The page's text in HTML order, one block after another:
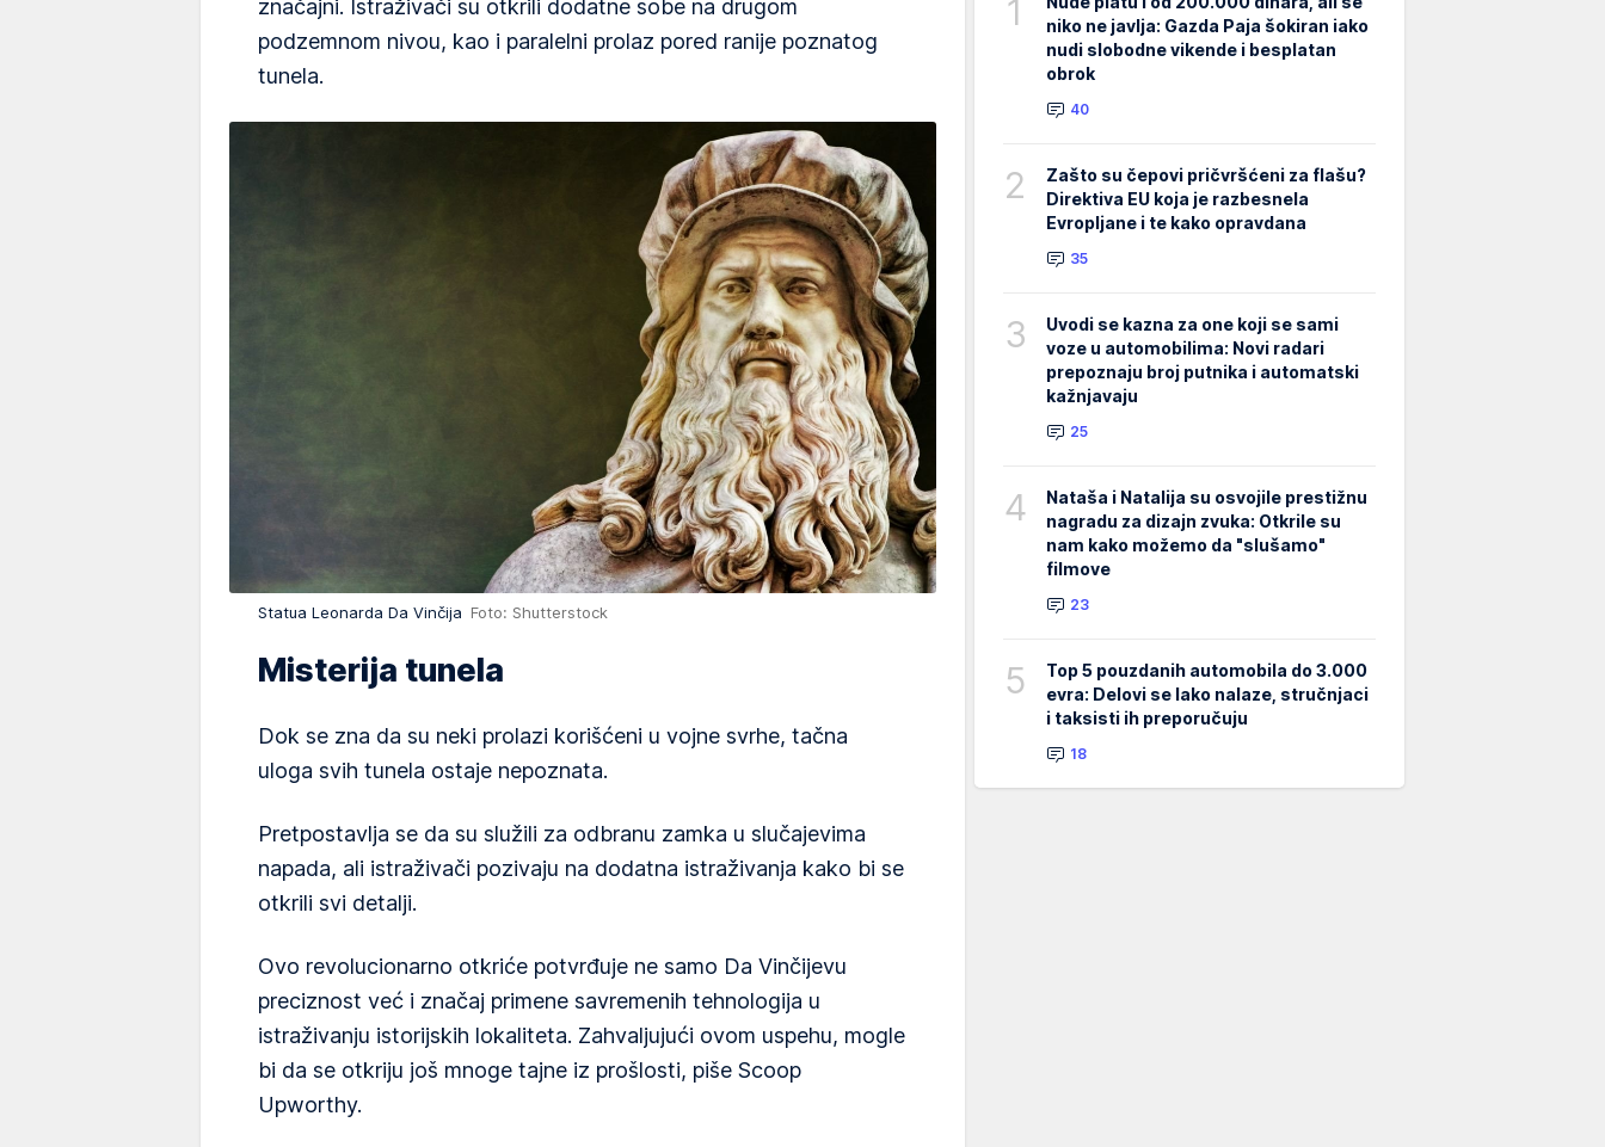
značajni. Istraživači su otkrili dodatne sobe na drugom
podzemnom nivou, kao i paralelni prolaz pored ranije poznatog
tunela.
Statua Leonarda Da Vinčija Foto: Shutterstock
Misterija tunela
Dok se zna da su neki prolazi korišćeni u vojne svrhe, tačna
uloga svih tunela ostaje nepoznata.
Pretpostavlja se da su služili za odbranu zamka u slučajevima
napada, ali istraživači pozivaju na dodatna istraživanja kako bi se
otkrili svi detalji.
Ovo revolucionarno otkriće potvrđuje ne samo Da Vinčijevu
preciznost već i značaj primene savremenih tehnologija u
istraživanju istorijskih lokaliteta. Zahvaljujući ovom uspehu, mogle
bi da se otkriju još mnoge tajne iz prošlosti, piše Scoop
Upworthy.
1
niko ne javlja: Gazda Paja šokiran iako
nudi slobodne vikende i besplatan
obrok
40
2
Zašto su čepovi pričvršćeni za flašu?
Direktiva EU koja je razbesnela
Evropljane i te kako opravdana
35
3
Uvodi se kazna za one koji se sami
voze u automobilima: Novi radari
prepoznaju broj putnika i automatski
kažnjavaju
25
4
Nataša i Natalija su osvojile prestižnu
nagradu za dizajn zvuka: Otkrile su
nam kako možemo da "slušamo"
filmove
23
5
Top 5 pouzdanih automobila do 3.000
evra: Delovi se lako nalaze, stručnjaci
i taksisti ih preporučuju
18